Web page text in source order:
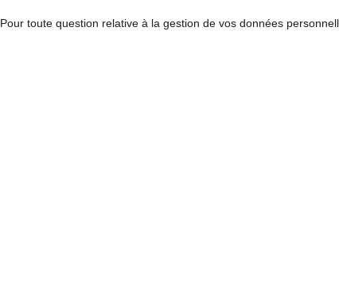
Pour toute question relative à la gestion de vos données